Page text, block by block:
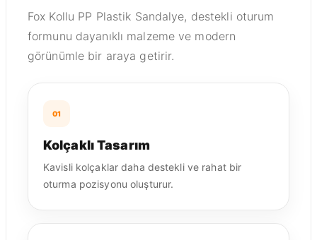
Fox Kollu PP Plastik Sandalye, destekli oturum
formunu dayanıklı malzeme ve modern
görünümle bir araya getirir.
01
Kolçaklı Tasarım
Kavisli kolçaklar daha destekli ve rahat bir
oturma pozisyonu oluşturur.